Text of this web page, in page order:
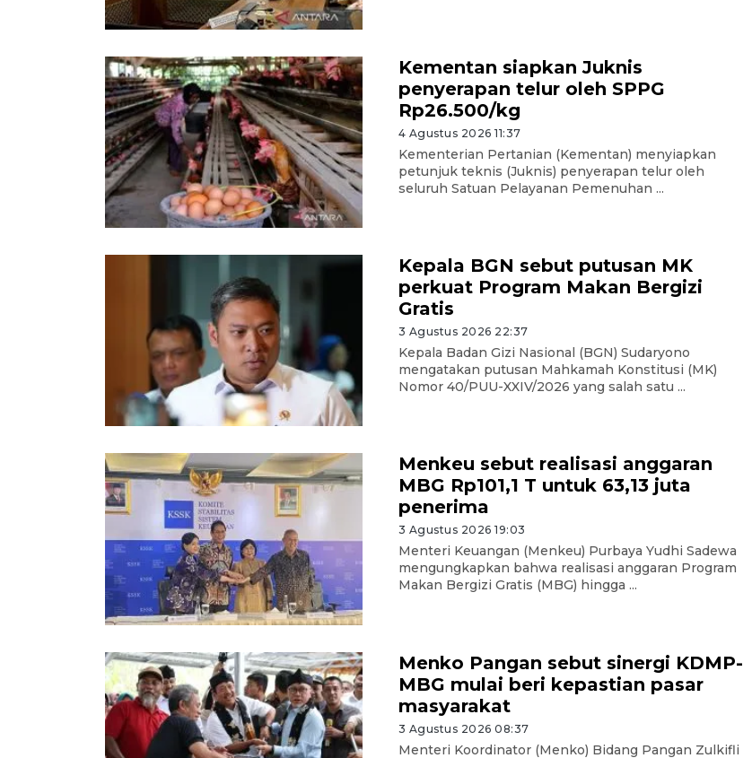
Kementan siapkan Juknis
penyerapan telur oleh SPPG
Rp26.500/kg
4 Agustus 2026 11:37
Kementerian Pertanian (Kementan) menyiapkan
petunjuk teknis (Juknis) penyerapan telur oleh
seluruh Satuan Pelayanan Pemenuhan ...
Kepala BGN sebut putusan MK
perkuat Program Makan Bergizi
Gratis
3 Agustus 2026 22:37
Kepala Badan Gizi Nasional (BGN) Sudaryono
mengatakan putusan Mahkamah Konstitusi (MK)
Nomor 40/PUU-XXIV/2026 yang salah satu ...
Menkeu sebut realisasi anggaran
MBG Rp101,1 T untuk 63,13 juta
penerima
3 Agustus 2026 19:03
Menteri Keuangan (Menkeu) Purbaya Yudhi Sadewa
mengungkapkan bahwa realisasi anggaran Program
Makan Bergizi Gratis (MBG) hingga ...
Menko Pangan sebut sinergi KDMP-
MBG mulai beri kepastian pasar
masyarakat
3 Agustus 2026 08:37
Menteri Koordinator (Menko) Bidang Pangan Zulkifli